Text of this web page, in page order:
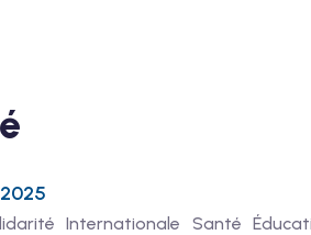
Internationale Santé